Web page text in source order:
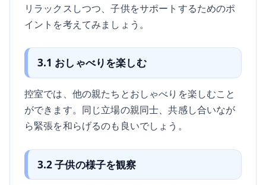
リラックスしつつ、子供をサポートするためのポ
イントを考えてみましょう。
3.1 おしゃべりを楽しむ
控室では、他の親たちとおしゃべりを楽しむこと
ができます。同じ立場の親同士、共感し合いなが
ら緊張を和らげるのも良いでしょう。
3.2 子供の様子を観察